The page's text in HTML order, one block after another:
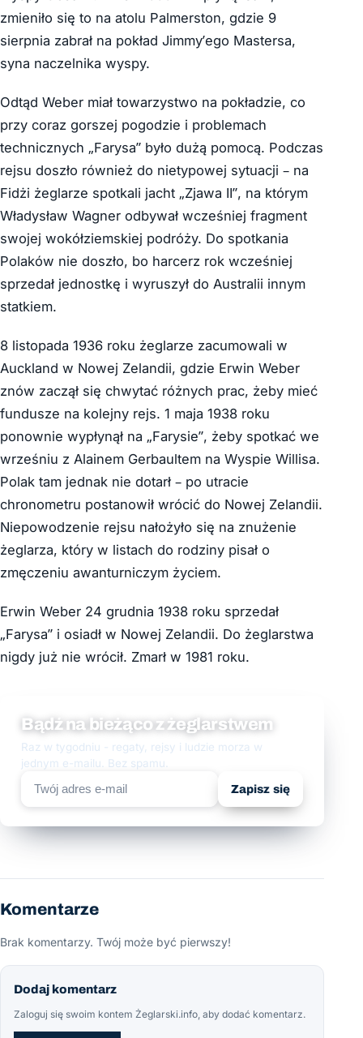
zmieniło się to na atolu Palmerston, gdzie 9
sierpnia zabrał na pokład Jimmy’ego Mastersa,
syna naczelnika wyspy.
Odtąd Weber miał towarzystwo na pokładzie, co
przy coraz gorszej pogodzie i problemach
technicznych „Farysa” było dużą pomocą. Podczas
rejsu doszło również do nietypowej sytuacji – na
Fidżi żeglarze spotkali jacht „Zjawa II”, na którym
Władysław Wagner odbywał wcześniej fragment
swojej wokółziemskiej podróży. Do spotkania
Polaków nie doszło, bo harcerz rok wcześniej
sprzedał jednostkę i wyruszył do Australii innym
statkiem.
8 listopada 1936 roku żeglarze zacumowali w
Auckland w Nowej Zelandii, gdzie Erwin Weber
znów zaczął się chwytać różnych prac, żeby mieć
fundusze na kolejny rejs. 1 maja 1938 roku
ponownie wypłynął na „Farysie”, żeby spotkać we
wrześniu z Alainem Gerbaultem na Wyspie Willisa.
Polak tam jednak nie dotarł – po utracie
chronometru postanowił wrócić do Nowej Zelandii.
Niepowodzenie rejsu nałożyło się na znużenie
żeglarza, który w listach do rodziny pisał o
zmęczeniu awanturniczym życiem.
Erwin Weber 24 grudnia 1938 roku sprzedał
„Farysa” i osiadł w Nowej Zelandii. Do żeglarstwa
nigdy już nie wrócił. Zmarł w 1981 roku.
Bądź na bieżąco z żeglarstwem
Raz w tygodniu - regaty, rejsy i ludzie morza w
jednym e-mailu. Bez spamu.
Zapisz się
Komentarze
Brak komentarzy. Twój może być pierwszy!
Dodaj komentarz
Zaloguj się swoim kontem Żeglarski.info, aby dodać komentarz.